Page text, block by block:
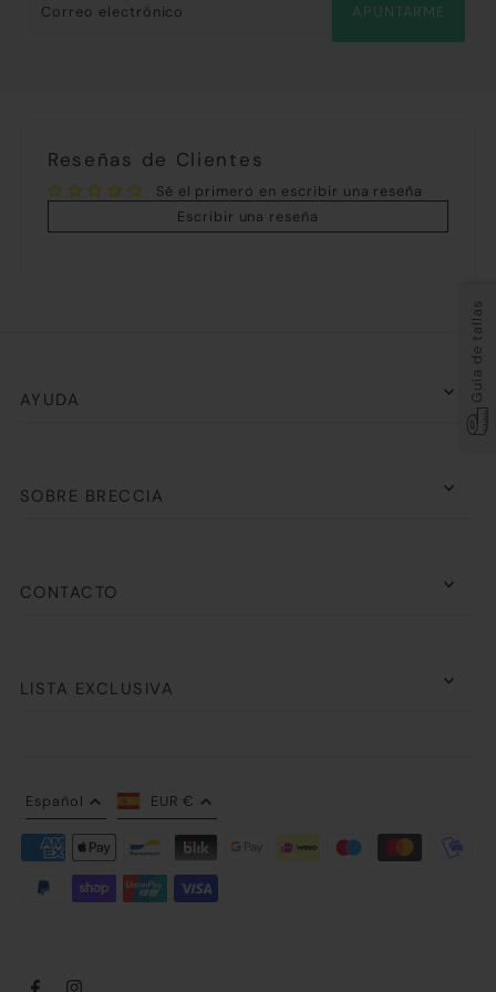
APUNTARME
Reseñas de Clientes
Sé el primero en escribir una reseña
Escribir una reseña
AYUDA
SOBRE BRECCIA
CONTACTO
LISTA EXCLUSIVA
Español EUR €
Guía de tallas